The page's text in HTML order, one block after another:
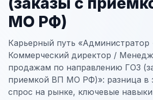
МО РФ)
Карьерный путь
Коммерческий директор /
продажам по направлению ГОЗ
приемкой ВП МО РФ)»: разница в
спрос на рынке, ключевые